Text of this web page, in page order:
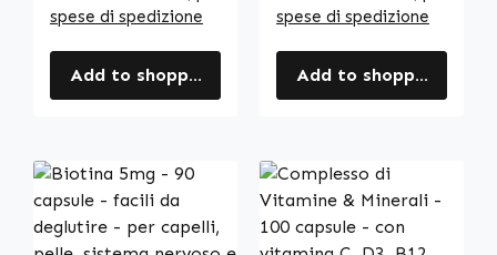
altro | Warnke
Vitalstoffe
spese di spedizione
Add to shopping cart
spese di spedizione
Add to shopping cart